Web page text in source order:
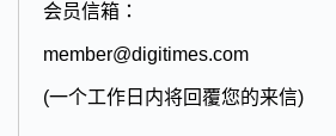
会员信箱：
member@digitimes.com
(一个工作日内将回覆您的来信)